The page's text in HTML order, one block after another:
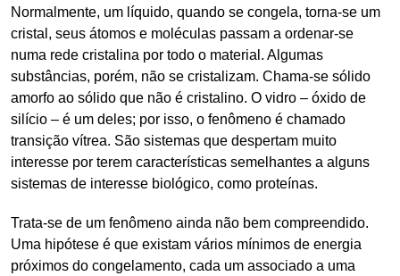
Normalmente, um líquido, quando se congela, torna-se um
cristal, seus átomos e moléculas passam a ordenar-se
numa rede cristalina por todo o material. Algumas
substâncias, porém, não se cristalizam. Chama-se sólido
amorfo ao sólido que não é cristalino. O vidro – óxido de
silício – é um deles; por isso, o fenômeno é chamado
transição vítrea. São sistemas que despertam muito
interesse por terem características semelhantes a alguns
sistemas de interesse biológico, como proteínas.
Trata-se de um fenômeno ainda não bem compreendido.
Uma hipótese é que existam vários mínimos de energia
próximos do congelamento, cada um associado a uma